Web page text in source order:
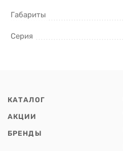
Габариты
Серия
КАТАЛОГ
АКЦИИ
БРЕНДЫ